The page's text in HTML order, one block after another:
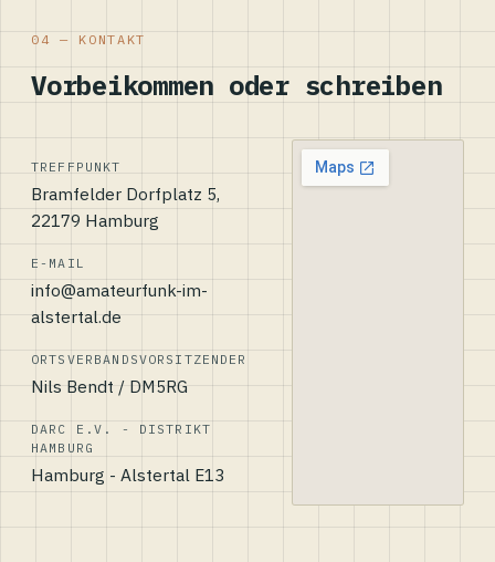
04 — KONTAKT
Vorbeikommen oder schreiben
TREFFPUNKT
Bramfelder Dorfplatz 5,
22179 Hamburg
E-MAIL
info@amateurfunk-im-
alstertal.de
ORTSVERBANDSVORSITZENDER
Nils Bendt / DM5RG
DARC E.V. - DISTRIKT
HAMBURG
Hamburg - Alstertal E13